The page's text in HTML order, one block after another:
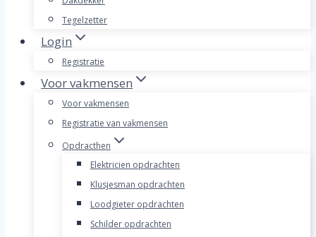
Tegelzetter
Login
Registratie
Voor vakmensen
Voor vakmensen
Registratie van vakmensen
Opdracthen
Elektricien opdrachten
Klusjesman opdrachten
Loodgieter opdrachten
Schilder opdrachten